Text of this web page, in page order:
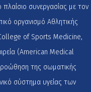
συνεργασίας με τον
οργανισμό Αθλητικής
of Sports Medicine,
(American Medical
της σωματικής
σύστημα υγείας των